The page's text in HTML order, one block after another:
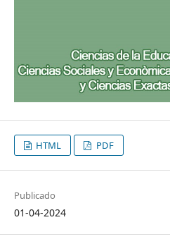
HTML PDF
Publicado
01-04-2024